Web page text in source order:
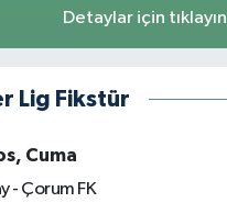
Detaylar için tıklayın
Lig Fikstür
Cuma
- Çorum FK